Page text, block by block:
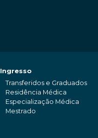
Ingresso
Transferidos e Graduados
Residência Médica
Especialização Médica
Mestrado